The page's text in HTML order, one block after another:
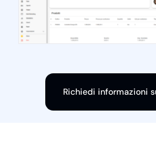
Richiedi informazioni